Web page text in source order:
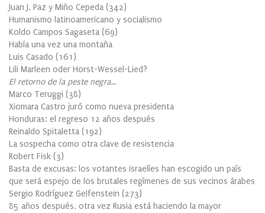
Juan J. Paz y Miño Cepeda (342)
Humanismo latinoamericano y socialismo
Koldo Campos Sagaseta (69)
Había una vez una montaña
Luis Casado (161 )
Lili Marleen oder Horst-Wessel-Lied?
El retorno de la peste negra…
Marco Teruggi (38)
Xiomara Castro juró como nueva presidenta
Honduras: el regreso 12 años después
Reinaldo Spitaletta (192)
La sospecha como otra clave de resistencia
Robert Fisk (3)
Basta de excusas: los votantes israelíes han escogido un país
que será espejo de los brutales regímenes de sus vecinos árabes
Sergio Rodríguez Gelfenstein (273)
85 años después, otra vez Rusia está haciendo la mayor